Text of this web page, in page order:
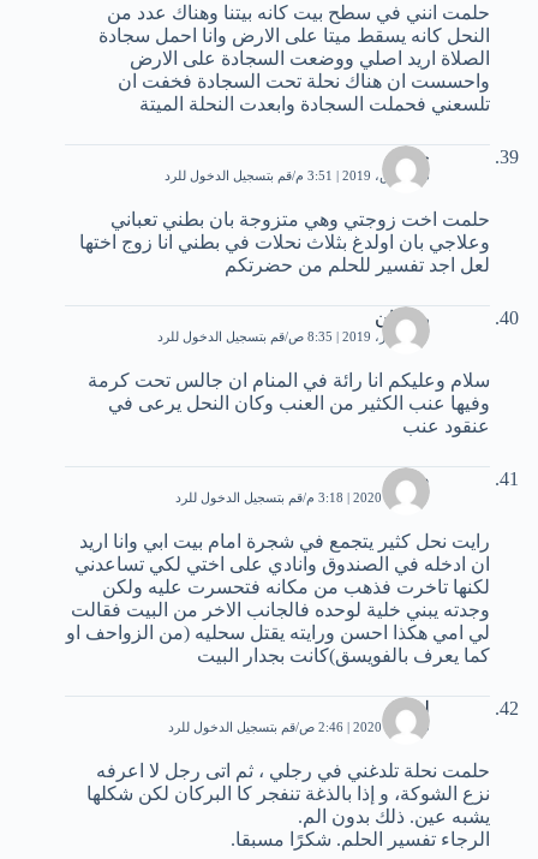
حلمت انني في سطح بيت كانه بيتنا وهناك عدد من
النحل كانه يسقط ميتا على الارض وانا احمل سجادة
الصلاة اريد اصلي ووضعت السجادة على الارض
واحسست ان هناك نحلة تحت السجادة فخفت ان
تلسعني فحملت السجادة وابعدت النحلة الميتة
حسن
23 مارس، 2019 | 3:51 م قم بتسجيل الدخول للرد
حلمت اخت زوجتي وهي متزوجة بان بطني تعباني
وعلاجي بان اولدغ بثلاث نحلات في بطني انا زوج اختها
لعل اجد تفسير للحلم من حضرتكم
رضوان
7 ديسمبر، 2019 | 8:35 ص قم بتسجيل الدخول للرد
سلام وعليكم انا رائة في المنام ان جالس تحت كرمة
وفيها عنب الكثير من العنب وكان النحل يرعى في
عنقود عنب
صلاح
17 يناير، 2020 | 3:18 م قم بتسجيل الدخول للرد
رايت نحل كثير يتجمع في شجرة امام بيت ابي وانا اريد
ان ادخله في الصندوق وانادي على اختي لكي تساعدني
لكنها تاخرت فذهب من مكانه فتحسرت عليه ولكن
وجدته يبني خلية لوحده فالجانب الاخر من البيت فقالت
لي امي هكذا احسن ورايته يقتل سحليه (من الزواحف او
كما يعرف بالفويسق)كانت بجدار البيت
ليلى
19 مايو، 2020 | 2:46 ص قم بتسجيل الدخول للرد
حلمت نحلة تلدغني في رجلي ، ثم اتى رجل لا اعرفه
نزع الشوكة، و إذا بالذغة تنفجر كا البركان لكن شكلها
يشبه عين. ذلك بدون الم.
الرجاء تفسير الحلم. شكرًا مسبقا.